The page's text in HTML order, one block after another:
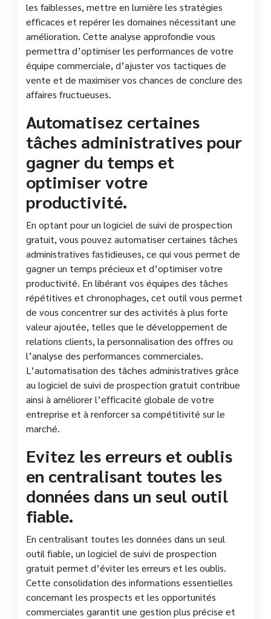
les faiblesses, mettre en lumière les stratégies
efficaces et repérer les domaines nécessitant une
amélioration. Cette analyse approfondie vous
permettra d’optimiser les performances de votre
équipe commerciale, d’ajuster vos tactiques de
vente et de maximiser vos chances de conclure des
affaires fructueuses.
Automatisez certaines
tâches administratives pour
gagner du temps et
optimiser votre
productivité.
En optant pour un logiciel de suivi de prospection
gratuit, vous pouvez automatiser certaines tâches
administratives fastidieuses, ce qui vous permet de
gagner un temps précieux et d’optimiser votre
productivité. En libérant vos équipes des tâches
répétitives et chronophages, cet outil vous permet
de vous concentrer sur des activités à plus forte
valeur ajoutée, telles que le développement de
relations clients, la personnalisation des offres ou
l’analyse des performances commerciales.
L’automatisation des tâches administratives grâce
au logiciel de suivi de prospection gratuit contribue
ainsi à améliorer l’efficacité globale de votre
entreprise et à renforcer sa compétitivité sur le
marché.
Evitez les erreurs et oublis
en centralisant toutes les
données dans un seul outil
fiable.
En centralisant toutes les données dans un seul
outil fiable, un logiciel de suivi de prospection
gratuit permet d’éviter les erreurs et les oublis.
Cette consolidation des informations essentielles
concernant les prospects et les opportunités
commerciales garantit une gestion plus précise et